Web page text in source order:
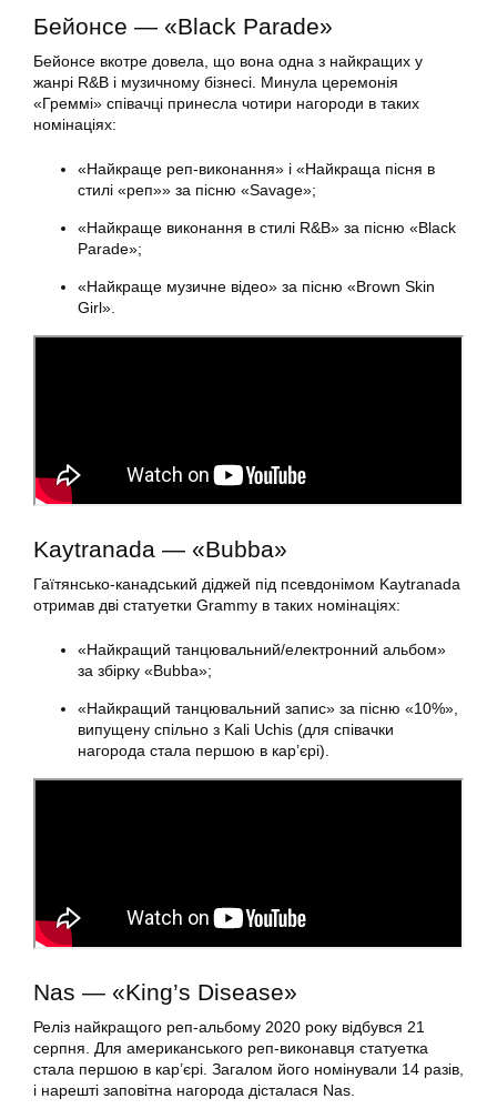
Бейонсе — «Black Parade»
Бейонсе вкотре довела, що вона одна з найкращих у
жанрі R&B і музичному бізнесі. Минула церемонія
«Греммі» співачці принесла чотири нагороди в таких
номінаціях:
«Найкраще реп-виконання» і «Найкраща пісня в
стилі «реп»» за пісню «Savage»;
«Найкраще виконання в стилі R&B» за пісню «Black
Parade»;
«Найкраще музичне відео» за пісню «Brown Skin
Girl».
Kaytranada — «Bubba»
Гаїтянсько-канадський діджей під псевдонімом Kaytranada
отримав дві статуетки Grammy в таких номінаціях:
«Найкращий танцювальний/електронний альбом»
за збірку «Bubba»;
«Найкращий танцювальний запис» за пісню «10%»,
випущену спільно з Kali Uchis (для співачки
нагорода стала першою в кар’єрі).
Nas — «King’s Disease»
Реліз найкращого реп-альбому 2020 року відбувся 21
серпня. Для американського реп-виконавця статуетка
стала першою в кар’єрі. Загалом його номінували 14 разів,
і нарешті заповітна нагорода дісталася Nas.